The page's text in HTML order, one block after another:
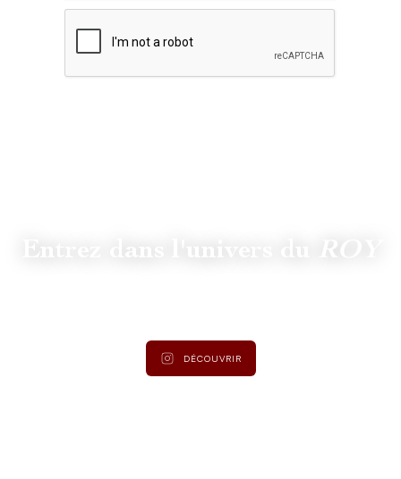
ROY
DÉCOUVRIR